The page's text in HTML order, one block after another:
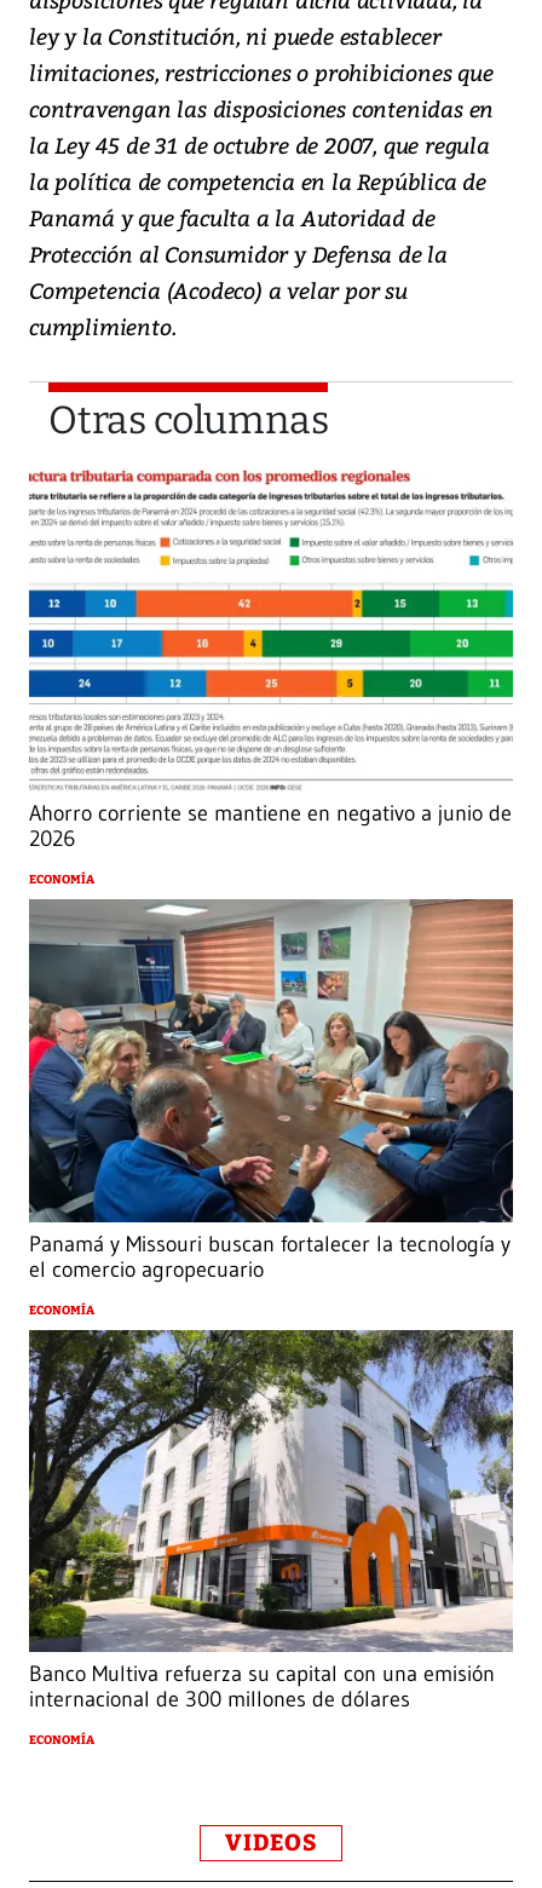
ley y la Constitución, ni puede establecer
limitaciones, restricciones o prohibiciones que
contravengan las disposiciones contenidas en
la Ley 45 de 31 de octubre de 2007, que regula
la política de competencia en la República de
Panamá y que faculta a la Autoridad de
Protección al Consumidor y Defensa de la
Competencia (Acodeco) a velar por su
cumplimiento.
Otras columnas
Ahorro corriente se mantiene en negativo a junio de
2026
ECONOMÍA
Panamá y Missouri buscan fortalecer la tecnología y
el comercio agropecuario
ECONOMÍA
Banco Multiva refuerza su capital con una emisión
internacional de 300 millones de dólares
ECONOMÍA
VIDEOS